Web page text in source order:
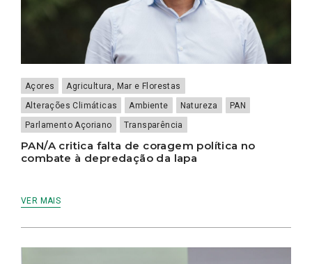
Açores
Agricultura, Mar e Florestas
Alterações Climáticas
Ambiente Natureza
PAN
Parlamento Açoriano
Transparência
PAN/A critica falta de coragem política no
combate à depredação da lapa
VER MAIS